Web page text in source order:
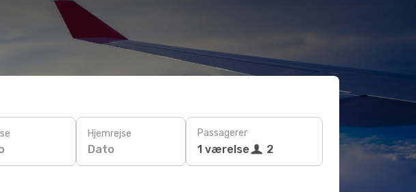
Hjemrejse
Dato
Passagerer
1 værelse 2